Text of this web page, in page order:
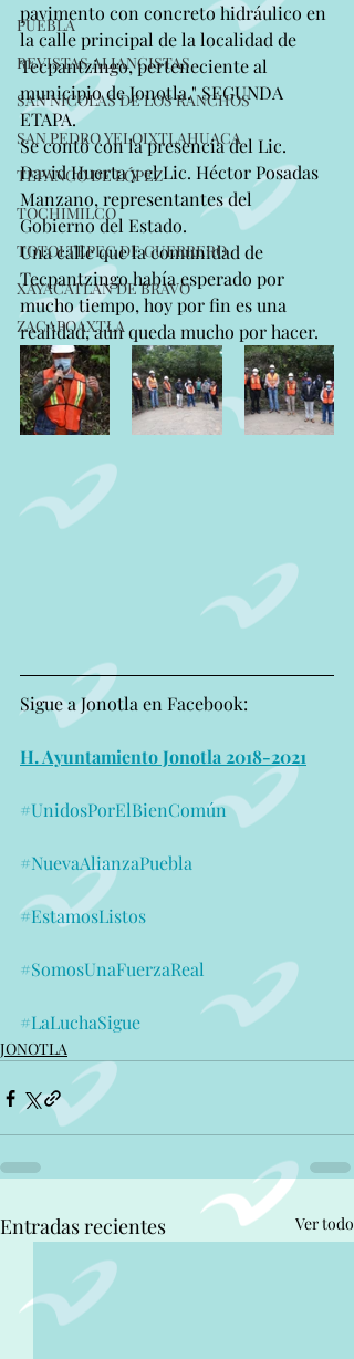
PUEBLA
REVISTAS ALIANCISTAS
SAN NICOLAS DE LOS RANCHOS
SAN PEDRO YELOIXTLAHUACA
TEPANCO DE LÓPEZ
TOCHIMILCO
TOTOLTEPEC DE GUERRERO
XAYACATLAN DE BRAVO
ZACAPOAXTLA
pavimento con concreto hidráulico en
la calle principal de la localidad de
Tecpantzingo, perteneciente al
municipio de Jonotla." SEGUNDA
ETAPA.
Se contó con la presencia del Lic.
David Huerta y el Lic. Héctor Posadas
Manzano, representantes del
Gobierno del Estado.
Una calle que la comunidad de
Tecpantzingo había esperado por
mucho tiempo, hoy por fin es una
realidad, aún queda mucho por hacer.
Sigue a Jonotla en Facebook:
H. Ayuntamiento Jonotla 2018-2021
#UnidosPorElBienComún
#NuevaAlianzaPuebla
#EstamosListos
#SomosUnaFuerzaReal
#LaLuchaSigue
JONOTLA
Entradas recientes Ver todo